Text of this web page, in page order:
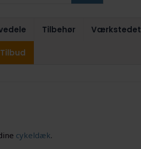
Tilbehør Værkstedet
Tilbud
cykeldæk.